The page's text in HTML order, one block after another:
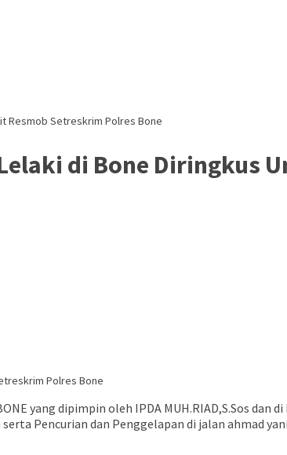
Resmob Setreskrim Polres Bone
di Bone Diringkus
yang dipimpin oleh IPDA MUH.RIAD,S.Sos
Pencurian dan Penggelapan di jalan ahmad